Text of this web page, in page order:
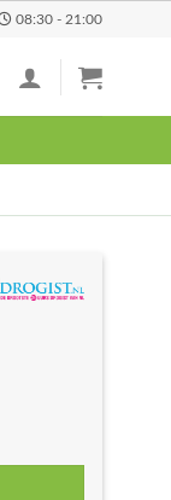
08:30 - 21:00